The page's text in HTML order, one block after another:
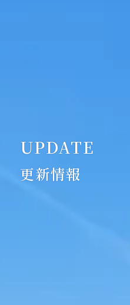
UPDATE
更新情報